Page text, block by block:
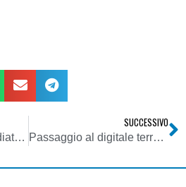
Luttazzi, il confino mediatico e il triste quadro dell’Italia monoinformativa
SUCCESSIVO
Passaggio al digitale terrestre: lettera della RAI agli abbonati con le istruzioni